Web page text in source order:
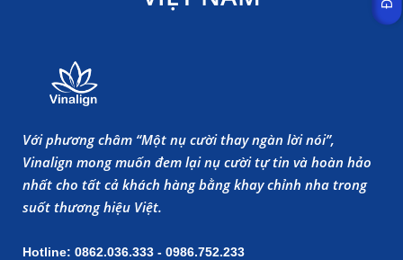
Với phương châm “Một nụ cười thay ngàn lời nói”,
Vinalign mong muốn đem lại nụ cười tự tin và hoàn hảo
nhất cho tất cả khách hàng bằng khay chỉnh nha trong
suốt thương hiệu Việt.
Hotline: 0862.036.333 - 0986.752.233